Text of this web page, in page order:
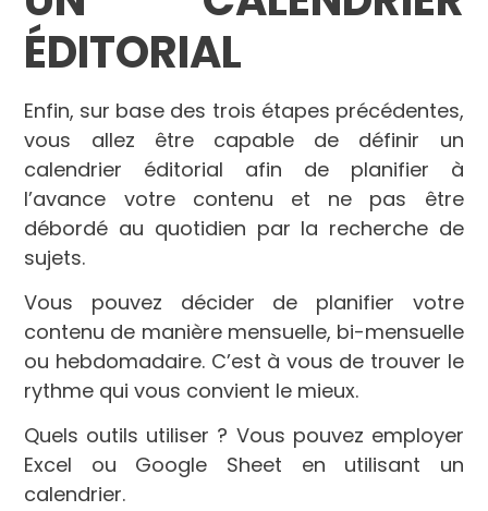
ÉDITORIAL
Enfin, sur base des trois étapes précédentes,
vous allez être capable de définir un
calendrier éditorial afin de planifier à
l’avance votre contenu et ne pas être
débordé au quotidien par la recherche de
sujets.
Vous pouvez décider de planifier votre
contenu de manière mensuelle, bi-mensuelle
ou hebdomadaire. C’est à vous de trouver le
rythme qui vous convient le mieux.
Quels outils utiliser ? Vous pouvez employer
Excel ou Google Sheet en utilisant un
calendrier.